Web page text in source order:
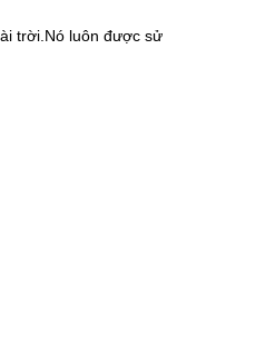
trời.Nó luôn được sử